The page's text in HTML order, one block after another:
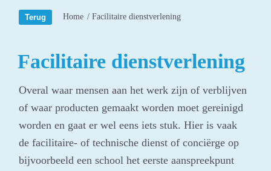
Home / Facilitaire dienstverlening
Facilitaire dienstverlening
Overal waar mensen aan het werk zijn of verblijven
of waar producten gemaakt worden moet gereinigd
worden en gaat er wel eens iets stuk. Hier is vaak
de facilitaire- of technische dienst of conciërge op
bijvoorbeeld een school het eerste aanspreekpunt